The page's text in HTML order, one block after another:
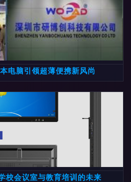
电脑引领超薄便携新风尚
校会议室与教育培训的未来